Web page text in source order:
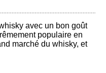
avec un bon goût
populaire en
marché du whisky, et